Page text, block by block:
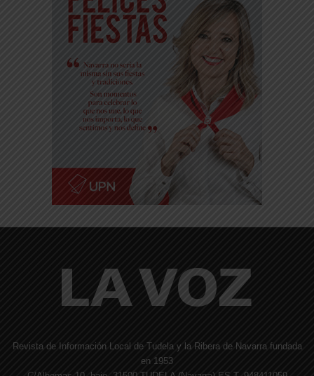
Revista de Información Local de Tudela y la Ribera de Navarra fundada
en 1953